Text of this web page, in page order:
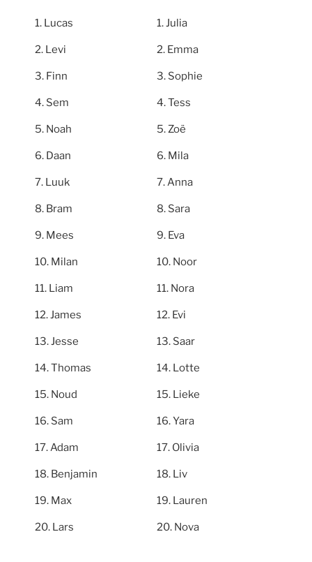
Lucas
Levi
Finn
Sem
Noah
Daan
Luuk
Bram
Mees
Milan
Liam
James
Jesse
Thomas
Noud
Sam
Adam
Benjamin
Max
Lars
Julia
Emma
Sophie
Tess
Zoë
Mila
Anna
Sara
Eva
Noor
Nora
Evi
Saar
Lotte
Lieke
Yara
Olivia
Liv
Lauren
Nova